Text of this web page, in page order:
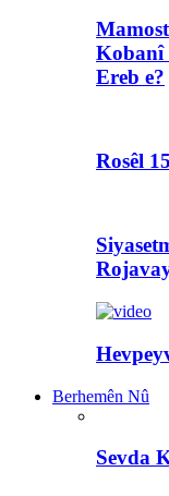
Kobanî
Ereb e?
Rosêl
Berhemên Nû
Sevda